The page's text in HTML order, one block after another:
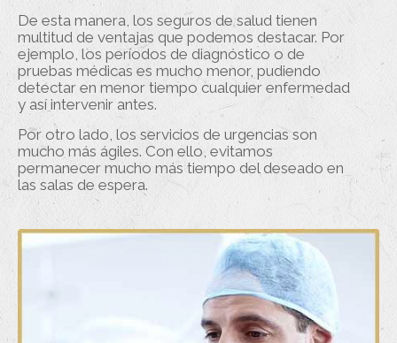
De esta manera, los seguros de salud tienen
multitud de ventajas que podemos destacar. Por
ejemplo, los períodos de diagnóstico o de
pruebas médicas es mucho menor, pudiendo
detectar en menor tiempo cualquier enfermedad
y así intervenir antes.
Por otro lado, los servicios de urgencias son
mucho más ágiles. Con ello, evitamos
permanecer mucho más tiempo del deseado en
las salas de espera.